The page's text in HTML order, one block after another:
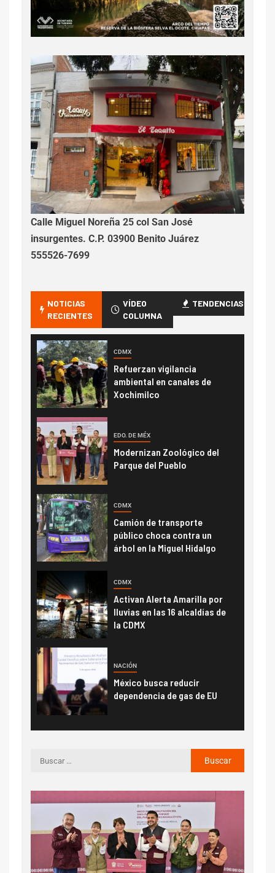
Calle Miguel Noreña 25 col San José
insurgentes. C.P. 03900 Benito Juárez
555526-7699
NOTICIAS
RECIENTES
VÍDEO
COLUMNA
TENDENCIAS
CDMX
Refuerzan vigilancia
ambiental en canales de
Xochimilco
EDO. DE MÉX
Modernizan Zoológico del
Parque del Pueblo
CDMX
Camión de transporte
público choca contra un
árbol en la Miguel Hidalgo
CDMX
Activan Alerta Amarilla por
lluvias en las 16 alcaldías de
la CDMX
NACIÓN
México busca reducir
dependencia de gas de EU